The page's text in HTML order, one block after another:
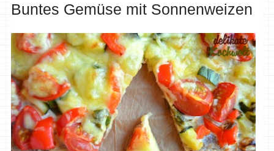
Buntes Gemüse mit Sonnenweizen